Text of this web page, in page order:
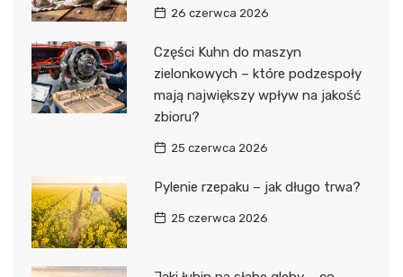
26 czerwca 2026
Części Kuhn do maszyn
zielonkowych – które podzespoły
mają największy wpływ na jakość
zbioru?
25 czerwca 2026
Pylenie rzepaku – jak długo trwa?
25 czerwca 2026